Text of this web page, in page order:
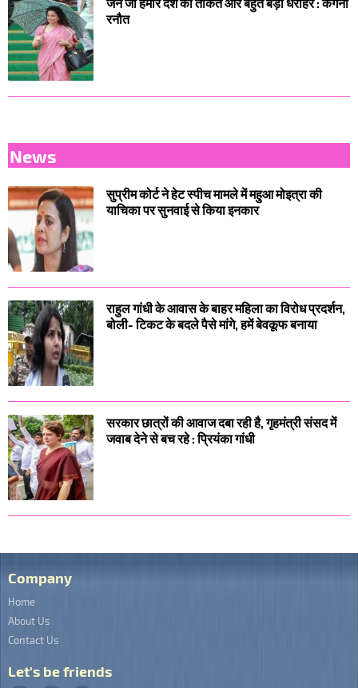
जेन जी हमारे देश की ताकत और बहुत बड़ी धरोहर : कंगना
रनौत
News
सुप्रीम कोर्ट ने हेट स्पीच मामले में महुआ मोइत्रा की
याचिका पर सुनवाई से किया इनकार
राहुल गांधी के आवास के बाहर महिला का विरोध प्रदर्शन,
बोली- टिकट के बदले पैसे मांगे, हमें बेवकूफ बनाया
सरकार छात्रों की आवाज दबा रही है, गृहमंत्री संसद में
जवाब देने से बच रहे : प्रियंका गांधी
Company
Home
About Us
Contact Us
Let's be friends